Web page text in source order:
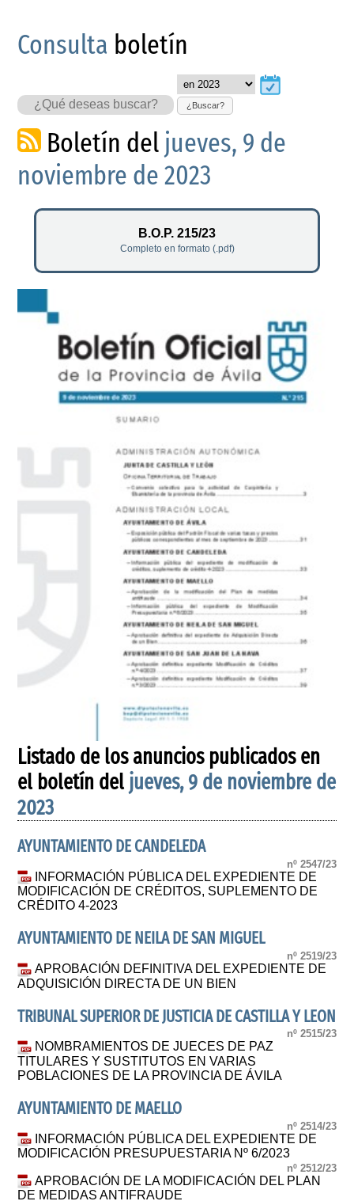
Consulta boletín
¿Buscar?
Boletín del jueves, 9 de
noviembre de 2023
B.O.P. 215/23
Completo en formato (.pdf)
Listado de los anuncios publicados en
el boletín del jueves, 9 de noviembre de
2023
AYUNTAMIENTO DE CANDELEDA
nº 2547/23
INFORMACIÓN PÚBLICA DEL EXPEDIENTE DE
MODIFICACIÓN DE CRÉDITOS, SUPLEMENTO DE
CRÉDITO 4-2023
AYUNTAMIENTO DE NEILA DE SAN MIGUEL
nº 2519/23
APROBACIÓN DEFINITIVA DEL EXPEDIENTE DE
ADQUISICIÓN DIRECTA DE UN BIEN
TRIBUNAL SUPERIOR DE JUSTICIA DE CASTILLA Y LEON
nº 2515/23
NOMBRAMIENTOS DE JUECES DE PAZ
TITULARES Y SUSTITUTOS EN VARIAS
POBLACIONES DE LA PROVINCIA DE ÁVILA
AYUNTAMIENTO DE MAELLO
nº 2514/23
INFORMACIÓN PÚBLICA DEL EXPEDIENTE DE
MODIFICACIÓN PRESUPUESTARIA Nº 6/2023
nº 2512/23
APROBACIÓN DE LA MODIFICACIÓN DEL PLAN
DE MEDIDAS ANTIFRAUDE